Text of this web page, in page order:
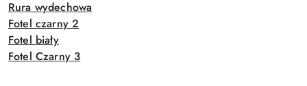
Rura wydechowa
Fotel czarny 2
Fotel biały
Fotel Czarny 3